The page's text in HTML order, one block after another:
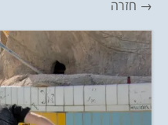
→ חזרה